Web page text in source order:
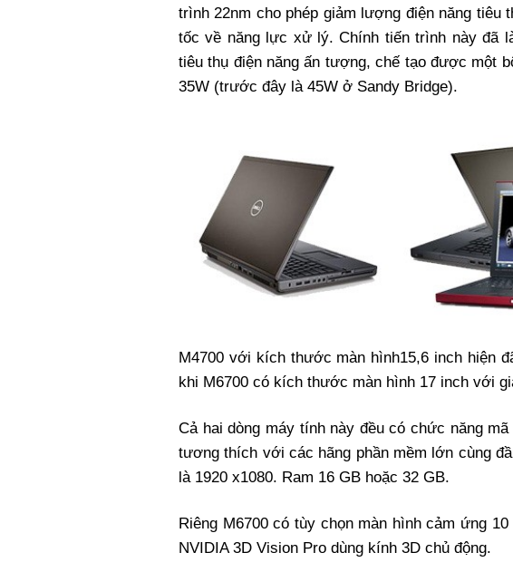
trình 22nm cho phép giảm lượng điện năng tiêu
tốc về năng lực xử lý. Chính tiến trình này đã
tiêu thụ điện năng ấn tượng, chế tạo được một
35W (trước đây là 45W ở Sandy Bridge).
M4700 với kích thước màn hình15,6 inch hiện
khi M6700 có kích thước màn hình 17 inch với
Cả hai dòng máy tính này đều có chức năng
tương thích với các hãng phần mềm lớn cùng
là 1920 x1080. Ram 16 GB hoặc 32 GB.
Riêng M6700 có tùy chọn màn hình cảm ứng
NVIDIA 3D Vision Pro dùng kính 3D chủ động.